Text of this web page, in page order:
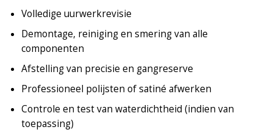
Volledige uurwerkrevisie
Demontage, reiniging en smering van alle
componenten
Afstelling van precisie en gangreserve
Professioneel polijsten of satiné afwerken
Controle en test van waterdichtheid (indien van
toepassing)